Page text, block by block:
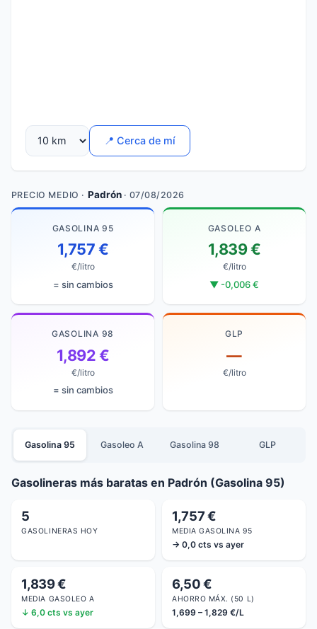
📍 Cerca de mí
PRECIO MEDIO · Padrón· 07/08/2026
GASOLINA 95
1,757 €
€/litro
= sin cambios
GASOLEO A
1,839 €
€/litro
▼ -0,006 €
GASOLINA 98
1,892 €
€/litro
= sin cambios
GLP
—
€/litro
Gasolina 95 Gasoleo A Gasolina 98 GLP
Gasolineras más baratas en Padrón (Gasolina 95)
5
GASOLINERAS HOY
1,757 €
MEDIA GASOLINA 95
→ 0,0 cts vs ayer
1,839 €
MEDIA GASOLEO A
↓ 6,0 cts vs ayer
6,50 €
AHORRO MÁX. (50 L)
1,699 – 1,829 €/L